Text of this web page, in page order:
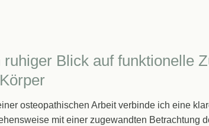
ruhiger Blick auf funktionelle
osteopathischen Arbeit verbinde ich eine
mit einer zugewandten Betrachtung